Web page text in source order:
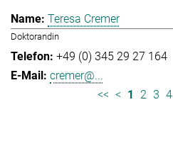
Teresa Cremer
Doktorandin
+49 (0) 345 29 27 164
cremer@...
<< < 1 2 3 4